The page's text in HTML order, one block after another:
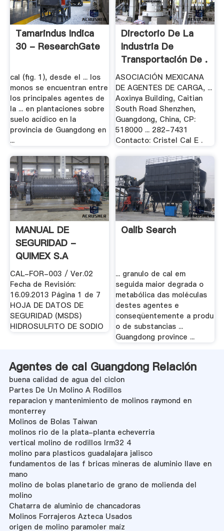
Tamarindus Indica
30 - ResearchGate
cal (fig. 1), desde el ... los
monos se encuentran entre
los principales agentes de
la ... en plantaciones sobre
suelo acídico en la
provincia de Guangdong en
...
Directorio De La
Industria De
Transportación De .
ASOCIACIÓN MEXICANA
DE AGENTES DE CARGA, ...
Aoxinya Building, Caitian
South Road Shenzhen,
Guangdong, China, CP:
518000 ... 282-7431
Contacto: Cristel Cal E .
MANUAL DE
SEGURIDAD -
QUIMEX S.A
CAL-FOR-003 / Ver.02
Fecha de Revisión:
16.09.2013 Página 1 de 7
HOJA DE DATOS DE
SEGURIDAD (MSDS)
HIDROSULFITO DE SODIO
Oalib Search
... granulo de cal em
seguida maior degrada o
metabólica das moléculas
destes agentes e
conseqüentemente a produ
o de substancias ...
Guangdong province ...
Agentes de cal Guangdong Relación
buena calidad de agua del ciclon
Partes De Un Molino A Rodillos
reparacion y mantenimiento de molinos raymond en
monterrey
Molinos de Bolas Taiwan
molinos rio de la plata-planta echeverria
vertical molino de rodillos lrm32 4
molino para plasticos guadalajara jalisco
fundamentos de las f bricas mineras de aluminio llave en
mano
molino de bolas planetario de grano de molienda del
molino
Chatarra de aluminio de chancadoras
Molinos Forrajeros Azteca Usados
origen de molino paramoler maíz